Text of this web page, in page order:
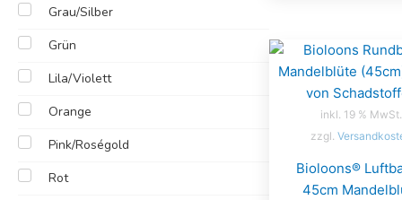
Grau/Silber
Grün
Lila/Violett
Orange
Pink/Roségold
Rot
inkl. 19 % MwSt.
zzgl.
Bioloons®
45cm